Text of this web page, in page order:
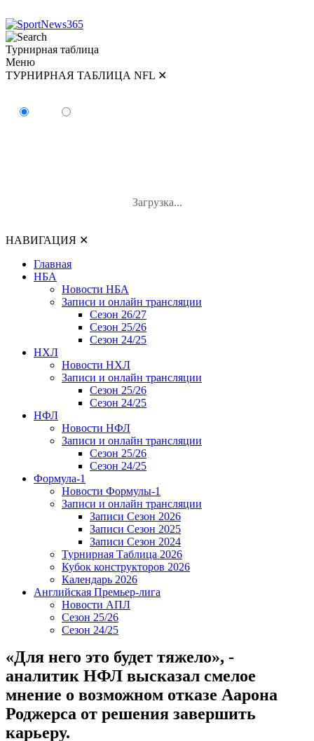
Турнирная таблица
Меню
ТУРНИРНАЯ ТАБЛИЦА NFL ✕
Загрузка...
НАВИГАЦИЯ ✕
Главная
НБА
Новости НБА
Записи и онлайн трансляции
Сезон 26/27
Сезон 25/26
Сезон 24/25
НХЛ
Новости НХЛ
Записи и онлайн трансляции
Сезон 25/26
Сезон 24/25
НФЛ
Новости НФЛ
Записи и онлайн трансляции
Сезон 25/26
Сезон 24/25
Формула-1
Новости Формулы-1
Записи и онлайн трансляции
Записи Сезон 2026
Записи Сезон 2025
Записи Сезон 2024
Турнирная Таблица 2026
Кубок конструкторов 2026
Календарь 2026
Английская Премьер-лига
Новости АПЛ
Сезон 25/26
Сезон 24/25
«Для него это будет тяжело», -
аналитик НФЛ высказал смелое
мнение о возможном отказе Аарона
Роджерса от решения завершить
карьеру.